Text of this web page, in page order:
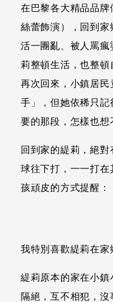
在巴黎各大精品品牌
絲蕾飾演），回到
活一團亂、被人罵
莉整頓生活，也整頓
再次回來，小鎮居
手」，但她依稀只
要的那段，怎樣也想
回到家的緹莉，絕
球往下打，一一打
孩頑皮的方式提醒：
我特別喜歡緹莉在家
緹莉原本的家在小
隔絕，互不相犯，沒